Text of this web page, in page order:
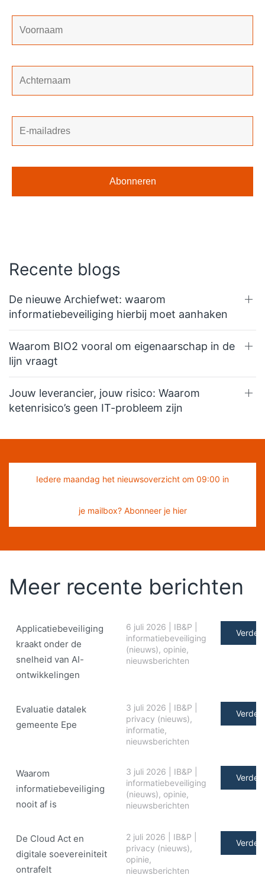
Recente blogs
De nieuwe Archiefwet: waarom
informatiebeveiliging hierbij moet aanhaken
Waarom BIO2 vooral om eigenaarschap in de
lijn vraagt
Jouw leverancier, jouw risico: Waarom
ketenrisico’s geen IT-probleem zijn
Iedere maandag het nieuwsoverzicht om 09:00 in
je mailbox? Abonneer je hier
Meer recente berichten
Applicatiebeveiliging
kraakt onder de
snelheid van AI-
ontwikkelingen
6 juli 2026 IB&P
informatiebeveiliging
(nieuws), opinie,
nieuwsberichten
Verder
Evaluatie datalek
gemeente Epe
3 juli 2026 IB&P
privacy (nieuws),
informatie,
nieuwsberichten
Verder
Waarom
informatiebeveiliging
nooit af is
3 juli 2026 IB&P
informatiebeveiliging
(nieuws), opinie,
nieuwsberichten
Verder
De Cloud Act en
digitale soe­ve­rei­ni­teit
ontrafelt
2 juli 2026 IB&P
privacy (nieuws),
opinie,
nieuwsberichten
Verder